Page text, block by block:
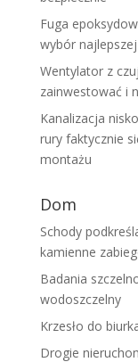
Fuga
wybór
Wentylator z
zainwestować i
Kanalizacja
rury faktycznie
montażu
Dom
Schody
kamienne
Badania
wodoszczelny
Krzesło do
Drogie